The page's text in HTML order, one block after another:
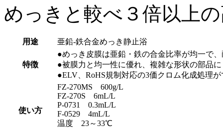
めっきと較べ３倍以上
用途 亜鉛-鉄合金めっき静止浴
特徴
●めっき皮膜は亜鉛・鉄の合金比率が均一で
●被膜力と均一性に優れ、複雑な形状の部品
●ELV、RoHS規制対応の3価クロム化成処理
使い方
FZ-270MS 600g/L
FZ-270S 6mL/L
P-0731 0.3mL/L
F-0529 4mL/L
温度 23～33℃